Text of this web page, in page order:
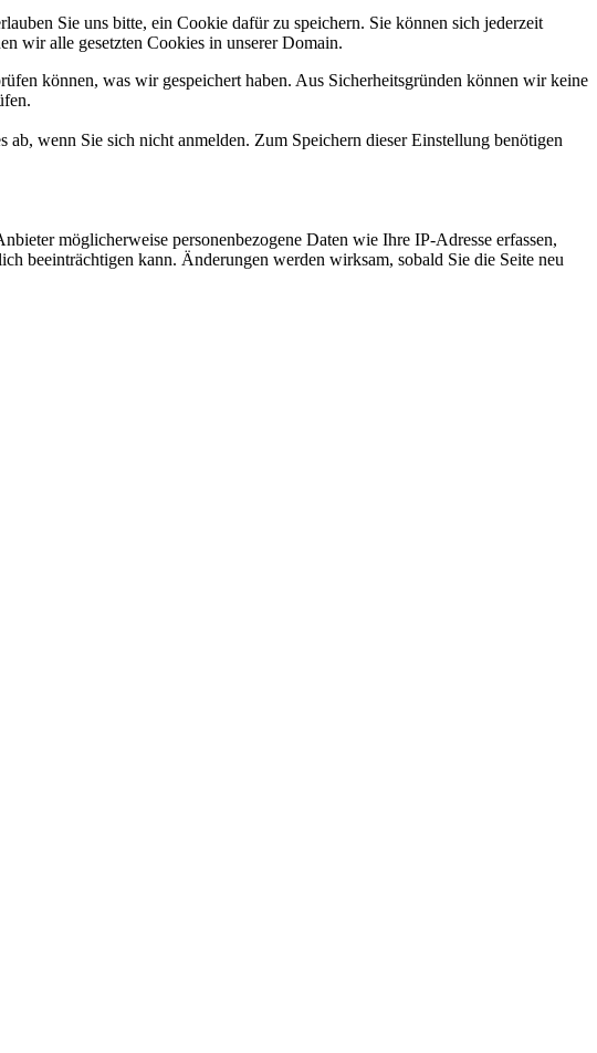
Sie uns bitte, ein Cookie dafür zu speichern. Sie können sich jederzeit
wir alle gesetzten Cookies in unserer Domain.
können, was wir gespeichert haben. Aus Sicherheitsgründen können wir keine
wenn Sie sich nicht anmelden. Zum Speichern dieser Einstellung benötigen
möglicherweise personenbezogene Daten wie Ihre IP-Adresse erfassen,
beeinträchtigen kann. Änderungen werden wirksam, sobald Sie die Seite neu